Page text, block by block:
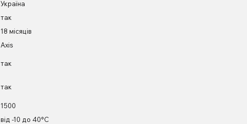
Україна
так
18 місяців
Axis
так
так
1500
від -10 до 40°С